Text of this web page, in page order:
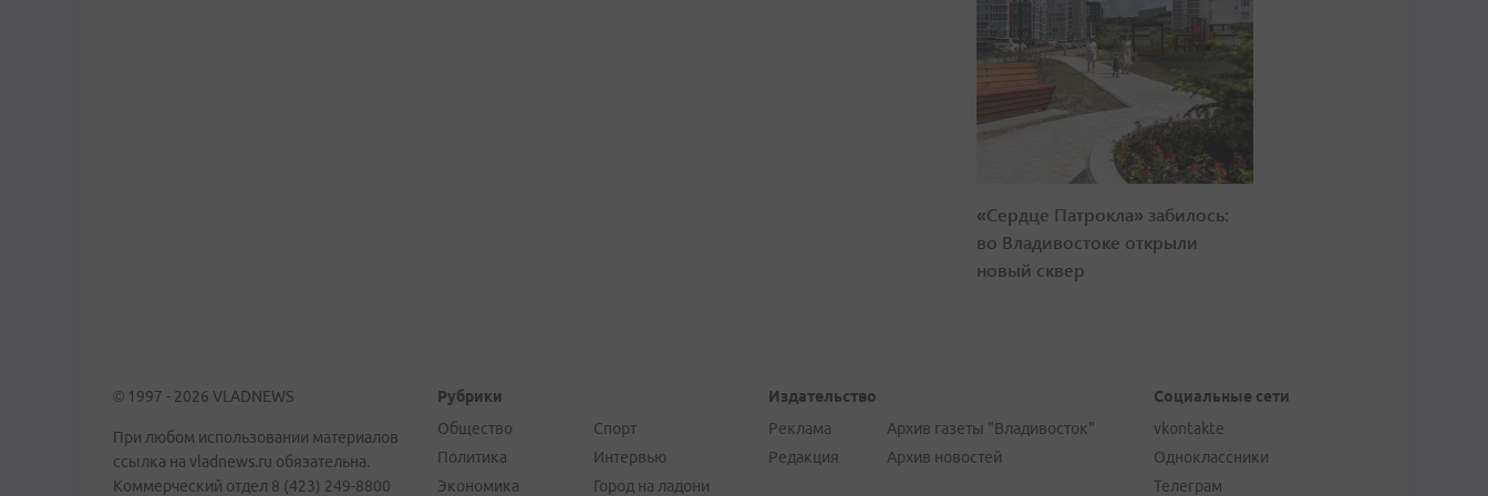
«Сердце Патрокла» забилось:
во Владивостоке открыли
новый сквер
© 1997 - 2026 VLADNEWS
При любом использовании материалов
ссылка на vladnews.ru обязательна.
Коммерческий отдел 8 (423) 249-8800
Рубрики
Общество
Политика
Экономика
Спорт
Интервью
Город на ладони
Издательство
Реклама
Редакция
Архив газеты "Владивосток"
Архив новостей
Социальные сети
vkontakte
Одноклассники
Телеграм